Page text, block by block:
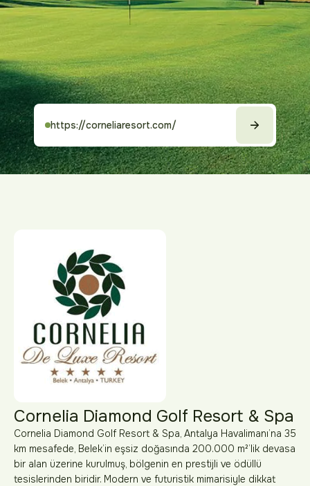
https://corneliaresort.com/
Cornelia Diamond Golf Resort & Spa
Cornelia Diamond Golf Resort & Spa, Antalya Havalimanı’na 35
km mesafede, Belek’in eşsiz doğasında 200.000 m²’lik devasa
bir alan üzerine kurulmuş, bölgenin en prestijli ve ödüllü
tesislerinden biridir. Modern ve futuristik mimarisiyle dikkat